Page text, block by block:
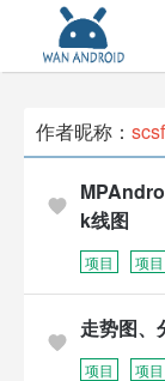
作者昵称：
k线图
项目 项目
走势图
项目 项目